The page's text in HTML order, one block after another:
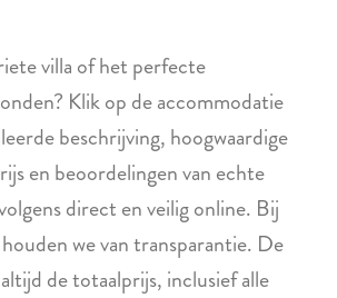
villa of het perfecte
Klik op de accommodatie
beschrijving, hoogwaardige
en beoordelingen van echte
direct en veilig online. Bij
we van transparantie. De
de totaalprijs, inclusief alle